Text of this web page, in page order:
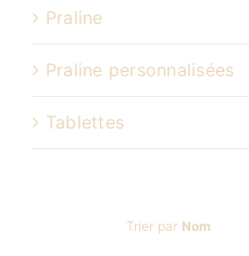
Praline
Praline personnalisées
Tablettes
Trier par Nom